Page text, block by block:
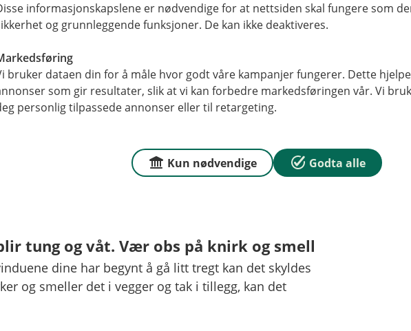
tåler det mer. Hvor mye kan du se i
huset ble oppført.
kvadratmeter, betyr det at taket ditt tåler 80 cm
Skal det tåle 350 kilo per kvadratmeter, takler
eller 90 cm våt snø.
siden, bør du måke i god tid før grensen er nådd og
enklere også.
tung og våt. Vær obs på knirk og smell
dine har begynt å gå litt tregt kan det skyldes
og smeller det i vegger og tak i tillegg, kan det
informasjonskapslene er nødvendige for at nettsiden skal fungere som
og grunnleggende funksjoner. De kan ikke deaktiveres.
bruker dataen din for å måle hvor godt våre kampanjer fungerer. Dette
som gir resultater, slik at vi kan forbedre markedsføringen vår. Vi
personlig tilpassede annonser eller til retargeting.
Kun nødvendige Godta alle